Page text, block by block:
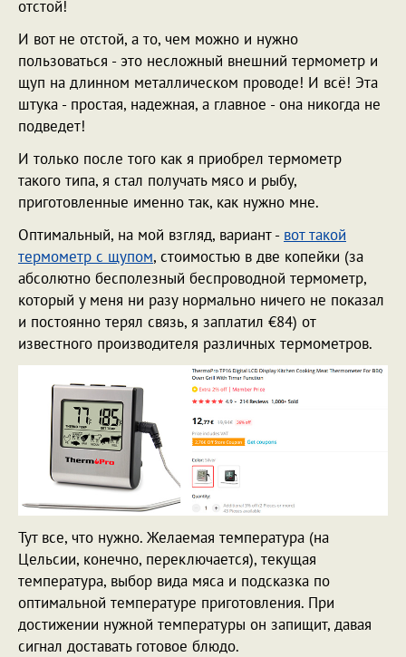
отстой!
И вот не отстой, а то, чем можно и нужно
пользоваться - это несложный внешний термометр и
щуп на длинном металлическом проводе! И всё! Эта
штука - простая, надежная, а главное - она никогда не
подведет!
И только после того как я приобрел термометр
такого типа, я стал получать мясо и рыбу,
приготовленные именно так, как нужно мне.
Оптимальный, на мой взгляд, вариант - вот такой
термометр с щупом, стоимостью в две копейки (за
абсолютно бесполезный беспроводной термометр,
который у меня ни разу нормально ничего не показал
и постоянно терял связь, я заплатил €84) от
известного производителя различных термометров.
Тут все, что нужно. Желаемая температура (на
Цельсии, конечно, переключается), текущая
температура, выбор вида мяса и подсказка по
оптимальной температуре приготовления. При
достижении нужной температуры он запищит, давая
сигнал доставать готовое блюдо.